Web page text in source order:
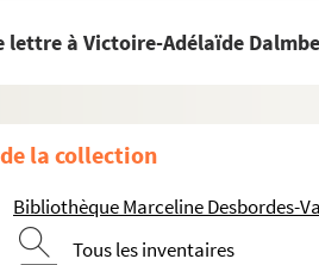
lettre à Victoire-Adélaïde
la collection
Bibliothèque Marceline Desbordes-
Tous les inventaires
lettre à Hippolyte Valmore à Paris,
lettre à Pauline Duchambge, datée du 14
lettre à Prosper Valmore à Paris datée du
lettre à Camille Derains à Paris, datée du